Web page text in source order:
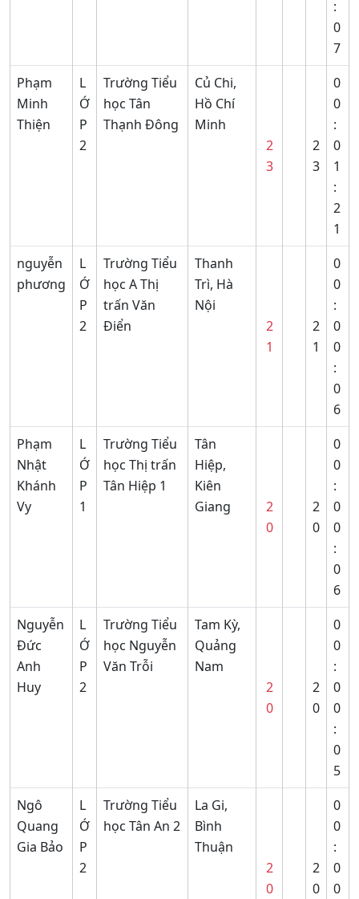
:
0
7
Phạm
Minh
Thiện
L
Ớ
P
2
Trường Tiểu
học Tân
Thạnh Đông
Củ Chi,
Hồ Chí
Minh
2
3
2
3
0
0
:
0
1
:
2
1
nguyễn
phương
L
Ớ
P
2
Trường Tiểu
học A Thị
trấn Văn
Điển
Thanh
Trì, Hà
Nội
2
1
2
1
0
0
:
0
0
:
0
6
Phạm
Nhật
Khánh
Vy
L
Ớ
P
1
Trường Tiểu
học Thị trấn
Tân Hiệp 1
Tân
Hiệp,
Kiên
Giang
2
0
2
0
0
0
:
0
0
:
0
6
Nguyễn
Đức
Anh
Huy
L
Ớ
P
2
Trường Tiểu
học Nguyễn
Văn Trỗi
Tam Kỳ,
Quảng
Nam
2
0
2
0
0
0
:
0
0
:
0
5
Ngô
Quang
Gia Bảo
L
Ớ
P
2
Trường Tiểu
học Tân An 2
La Gi,
Bình
Thuận
2
0
2
0
0
0
:
0
0